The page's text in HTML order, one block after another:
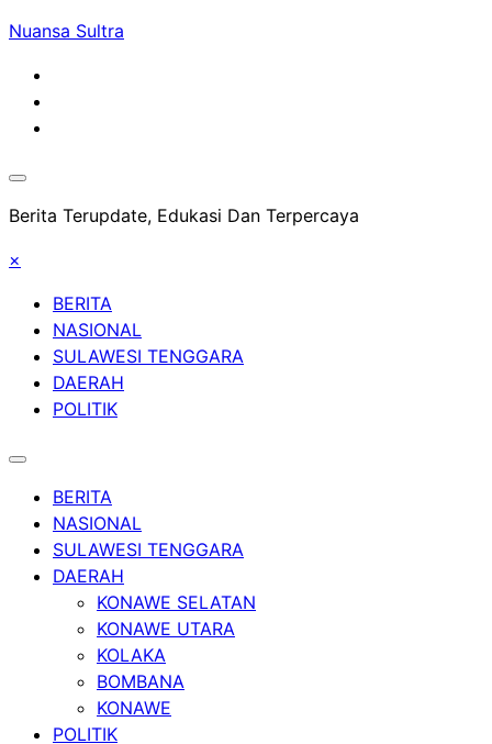
Skip
content
Nuansa Sultra
Berita Terupdate, Edukasi Dan Terpercaya
×
BERITA
NASIONAL
SULAWESI TENGGARA
DAERAH
POLITIK
BERITA
NASIONAL
SULAWESI TENGGARA
DAERAH
KONAWE SELATAN
KONAWE UTARA
KOLAKA
BOMBANA
KONAWE
POLITIK